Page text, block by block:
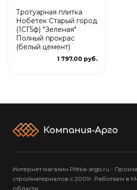
Тротуарная плитка
Нобетек Старый город
(1СГ5ф) "Зеленая"
Полный прокрас
(белый цемент)
1 797.00 руб.
Интернет магазин Plitka-argo.ru -
стройматериалов с 2001г. Работаем в
области.